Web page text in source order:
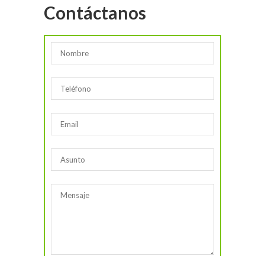
Contáctanos